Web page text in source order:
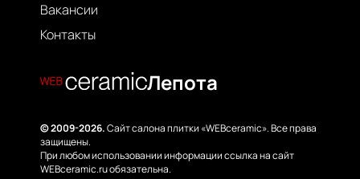
Вакансии
Контакты
© 2009-2026.Сайт салона плитки «WEBceramic». Все права
защищены.
При любом использовании информации ссылка на сайт
WEBceramic.ru обязательна.
Лепота